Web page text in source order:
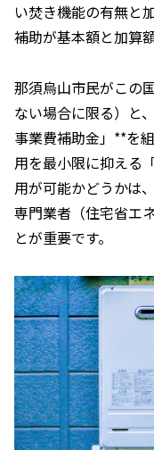
い焚き機能の有無と
補助が基本額と加算
那須烏山市民がこの
ない場合に限る）と
事業費補助金」**を
用を最小限に抑える
用が可能かどうかは
専門業者（住宅省エ
とが重要です。